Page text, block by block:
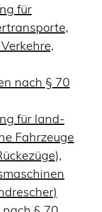
für
nach § 70
für land-
Fahrzeuge